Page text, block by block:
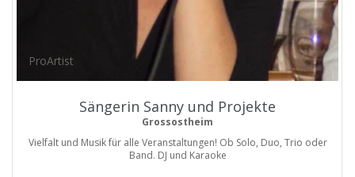
ProArtist
Sängerin Sanny und Projekte
Grossostheim
Vielfalt und Musik für alle Veranstaltungen! Ob Solo, Duo, Trio oder
Band. DJ und Karaoke